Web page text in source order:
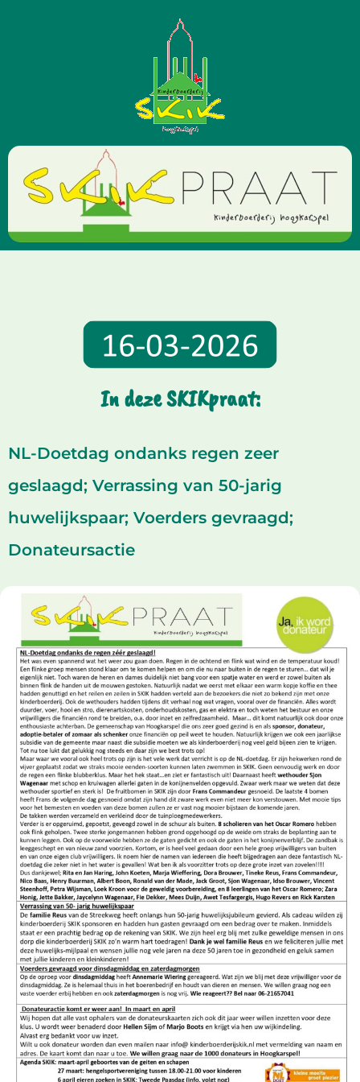
In deze SKIKpraat:
NL-Doetdag ondanks regen zeer
geslaagd; Verrassing van 50-jarig
huwelijkspaar; Voerders gevraagd;
Donateursactie